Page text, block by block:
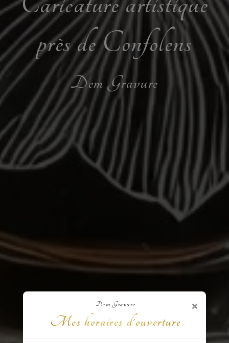
Dem Gravure
Mes horaires d'ouverture
×
près de Confolens
Dem Gravure